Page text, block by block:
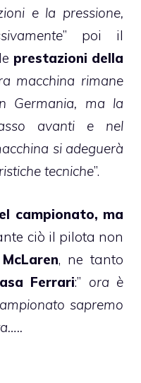
e la pressione,
” poi il
prestazioni della
macchina rimane
Germania, ma la
avanti e nel
si adeguerà
tecniche”.
campionato, ma
ciò il pilota non
McLaren, ne tanto
Ferrari:” ora è
sapremo